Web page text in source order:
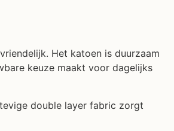
Het katoen is duurzaam
keuze maakt voor dagelijks
double layer fabric zorgt